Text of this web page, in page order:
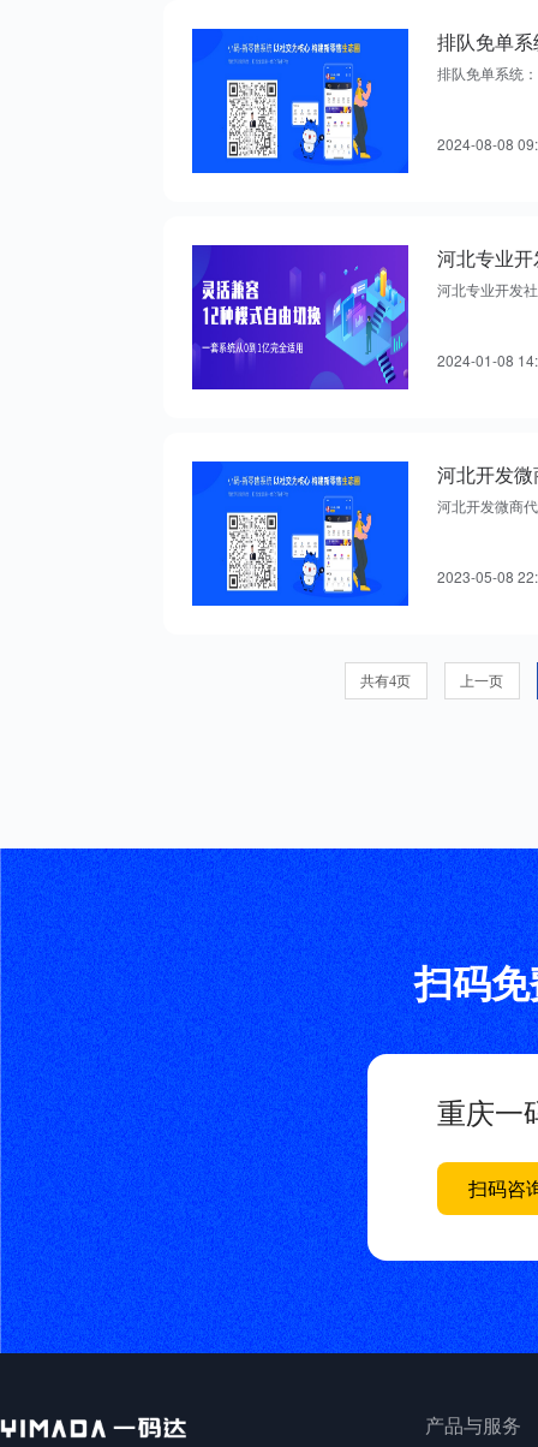
排队免单
排队免单系统
2024-08-08
河北专业开发
2024-01-08
河北开发微商
2023-05-08
共有4页 上一页
扫码
重庆一
扫码咨
产品与服务